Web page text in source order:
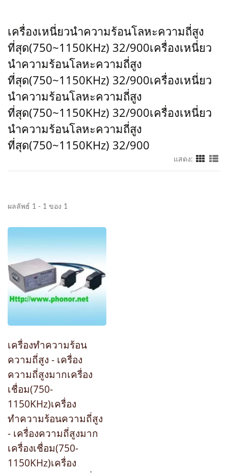
เครื่องเหนี่ยวนำความร้อนโลหะความถี่สูง
ที่สุด(750~1150KHz) 32/900เครื่องเหนี่ยว
นำความร้อนโลหะความถี่สูง
ที่สุด(750~1150KHz) 32/900เครื่องเหนี่ยว
นำความร้อนโลหะความถี่สูง
ที่สุด(750~1150KHz) 32/900เครื่องเหนี่ยว
นำความร้อนโลหะความถี่สูง
ที่สุด(750~1150KHz) 32/900
แสดง:
ผลลัพธ์ 1 - 1 ของ 1
เครื่องทำความร้อน
ความถี่สูง - เครื่อง
ความถี่สูงมากเครื่อง
เชื่อม(750-
1150KHz)เครื่อง
ทำความร้อนความถี่สูง
- เครื่องความถี่สูงมาก
เครื่องเชื่อม(750-
1150KHz)เครื่อง